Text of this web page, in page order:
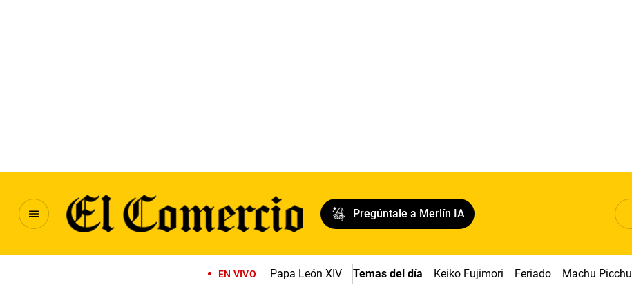
Pregúntale a Merlín IA
EN VIVO Papa León XIV Temas del día Keiko Fujimori Feriado Machu Picchu